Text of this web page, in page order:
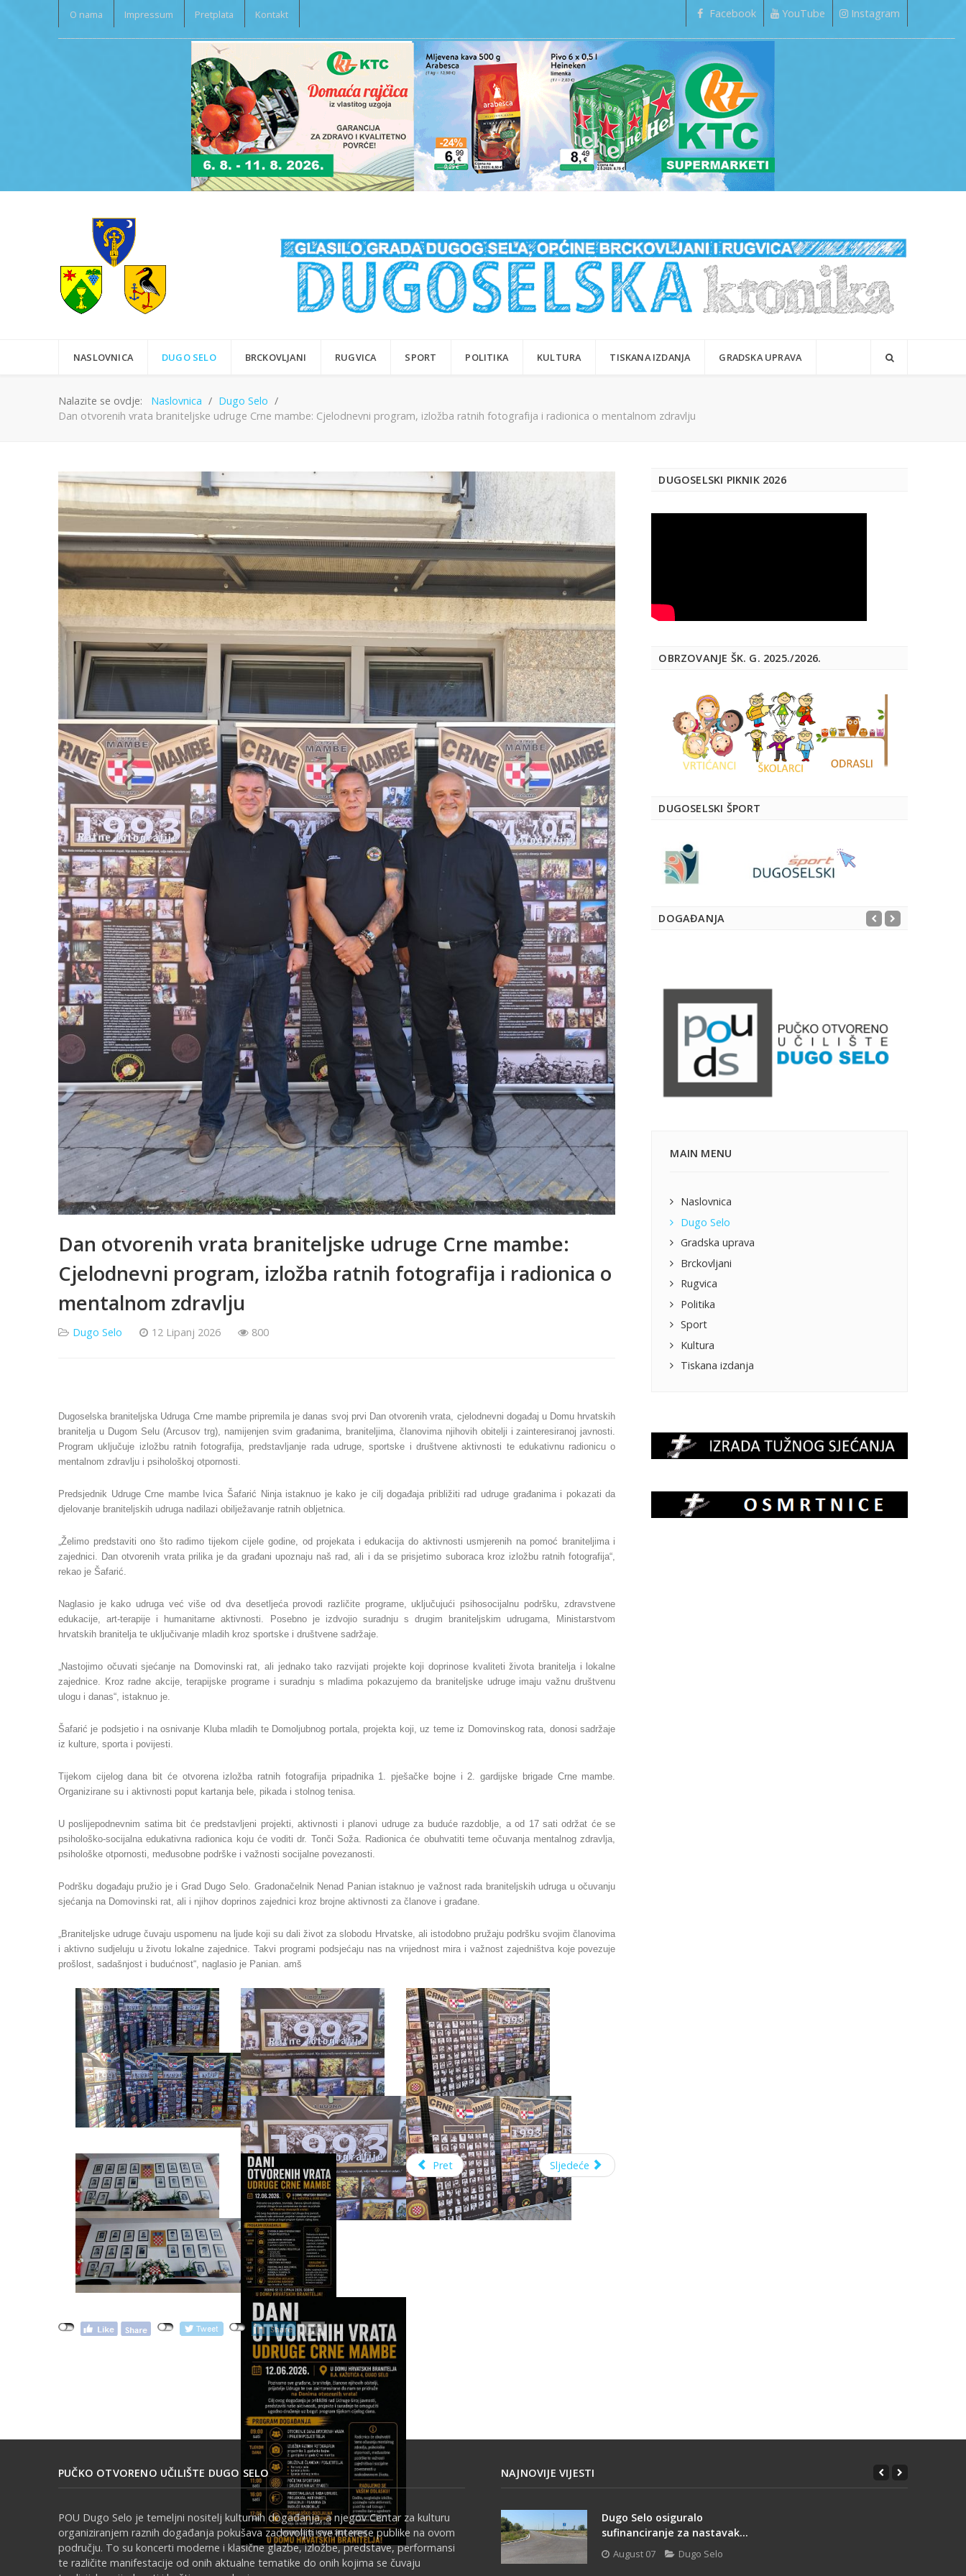
O nama Impressum Pretplata Kontakt Facebook YouTube Instagram
NASLOVNICA DUGO SELO BRCKOVLJANI RUGVICA SPORT POLITIKA KULTURA TISKANA IZDANJA GRADSKA UPRAVA
Nalazite se ovdje: Naslovnica
Dugo Selo
Dan otvorenih vrata braniteljske udruge Crne mambe: Cjelodnevni program, izložba ratnih fotografija i radionica o mentalnom zdravlju
Dan otvorenih vrata braniteljske udruge Crne mambe:
Cjelodnevni program, izložba ratnih fotografija i radionica o
mentalnom zdravlju
Dugo Selo 12 Lipanj 2026 800
Dugoselska braniteljska Udruga Crne mambe pripremila je danas svoj prvi Dan otvorenih vrata, cjelodnevni događaj u Domu hrvatskih
branitelja u Dugom Selu (Arcusov trg), namijenjen svim građanima, braniteljima, članovima njihovih obitelji i zainteresiranoj javnosti.
Program uključuje izložbu ratnih fotografija, predstavljanje rada udruge, sportske i društvene aktivnosti te edukativnu radionicu o
mentalnom zdravlju i psihološkoj otpornosti.
Predsjednik Udruge Crne mambe Ivica Šafarić Ninja istaknuo je kako je cilj događaja približiti rad udruge građanima i pokazati da
djelovanje braniteljskih udruga nadilazi obilježavanje ratnih obljetnica.
„Želimo predstaviti ono što radimo tijekom cijele godine, od projekata i edukacija do aktivnosti usmjerenih na pomoć braniteljima i
zajednici. Dan otvorenih vrata prilika je da građani upoznaju naš rad, ali i da se prisjetimo suboraca kroz izložbu ratnih fotografija“,
rekao je Šafarić.
Naglasio je kako udruga već više od dva desetljeća provodi različite programe, uključujući psihosocijalnu podršku, zdravstvene
edukacije, art-terapije i humanitarne aktivnosti. Posebno je izdvojio suradnju s drugim braniteljskim udrugama, Ministarstvom
hrvatskih branitelja te uključivanje mladih kroz sportske i društvene sadržaje.
„Nastojimo očuvati sjećanje na Domovinski rat, ali jednako tako razvijati projekte koji doprinose kvaliteti života branitelja i lokalne
zajednice. Kroz radne akcije, terapijske programe i suradnju s mladima pokazujemo da braniteljske udruge imaju važnu društvenu
ulogu i danas“, istaknuo je.
Šafarić je podsjetio i na osnivanje Kluba mladih te Domoljubnog portala, projekta koji, uz teme iz Domovinskog rata, donosi sadržaje
iz kulture, sporta i povijesti.
Tijekom cijelog dana bit će otvorena izložba ratnih fotografija pripadnika 1. pješačke bojne i 2. gardijske brigade Crne mambe.
Organizirane su i aktivnosti poput kartanja bele, pikada i stolnog tenisa.
U poslijepodnevnim satima bit će predstavljeni projekti, aktivnosti i planovi udruge za buduće razdoblje, a od 17 sati održat će se
psihološko-socijalna edukativna radionica koju će voditi dr. Tonči Soža. Radionica će obuhvatiti teme očuvanja mentalnog zdravlja,
psihološke otpornosti, međusobne podrške i važnosti socijalne povezanosti.
Podršku događaju pružio je i Grad Dugo Selo. Gradonačelnik Nenad Panian istaknuo je važnost rada braniteljskih udruga u očuvanju
sjećanja na Domovinski rat, ali i njihov doprinos zajednici kroz brojne aktivnosti za članove i građane.
„Braniteljske udruge čuvaju uspomenu na ljude koji su dali život za slobodu Hrvatske, ali istodobno pružaju podršku svojim članovima
i aktivno sudjeluju u životu lokalne zajednice. Takvi programi podsjećaju nas na vrijednost mira i važnost zajedništva koje povezuje
prošlost, sadašnjost i budućnost“, naglasio je Panian. amš
Pret Sljedeće
DUGOSELSKI PIKNIK 2026
OBRZOVANJE ŠK. G. 2025./2026.
DUGOSELSKI ŠPORT
DOGAĐANJA
MAIN MENU
Naslovnica
Dugo Selo
Gradska uprava
Brckovljani
Rugvica
Politika
Sport
Kultura
Tiskana izdanja
PUČKO OTVORENO UČILIŠTE DUGO SELO
POU Dugo Selo je temeljni nositelj kulturnih događanja, a njegov Centar za kulturu
organiziranjem raznih događanja pokušava zadovoljiti sve interese publike na ovom
području. To su koncerti moderne i klasične glazbe, izložbe, predstave, performansi
te različite manifestacije od onih aktualne tematike do onih kojima se čuvaju
NAJNOVIJE VIJESTI
Dugo Selo osiguralo
sufinanciranje za nastavak...
August 07 Dugo Selo